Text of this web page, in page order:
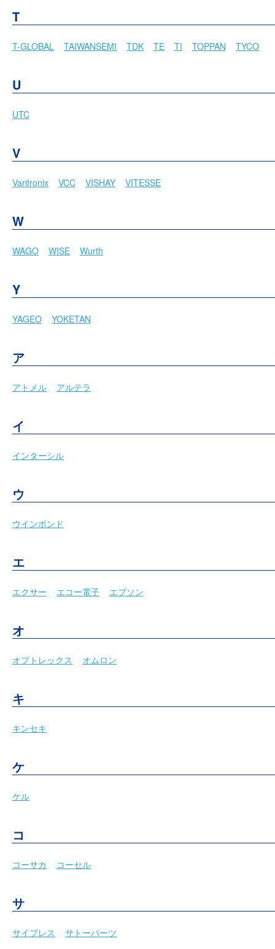
T
T-GLOBAL TAIWANSEMI TDK TE TI TOPPAN TYCO
U
UTC
V
Varitronix VCC VISHAY VITESSE
W
WAGO WISE Wurth
Y
YAGEO YOKETAN
ア
アトメル アルテラ
イ
インターシル
ウ
ウインボンド
エ
エクサー エコー電子 エプソン
オ
オプトレックス オムロン
キ
キンセキ
ケ
ケル
コ
コーサカ コーセル
サ
サイプレス サトーパーツ